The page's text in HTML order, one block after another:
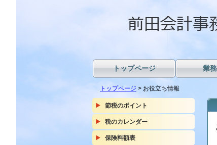
トップページ 業
トップページ > お役立ち情報
節税のポイント
税のカレンダー
保険料額表